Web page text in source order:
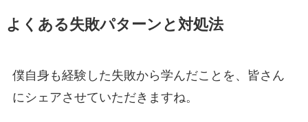
よくある失敗パターンと対処法
僕自身も経験した失敗から学んだことを、皆さん
にシェアさせていただきますね。